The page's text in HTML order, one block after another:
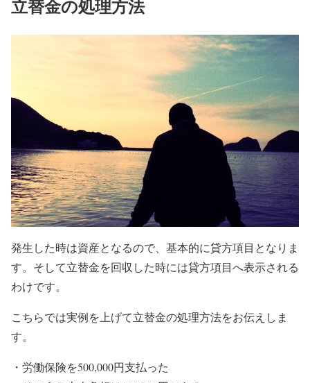
立替金の処理方法
発生した時は資産となるので、基本的に貸方項目となりま
す。そして立替金を回収した時には貸方項目へ表示される
わけです。
こちらでは実例を上げて立替金の処理方法をお伝えしま
す。
・労働保険を500,000円支払った